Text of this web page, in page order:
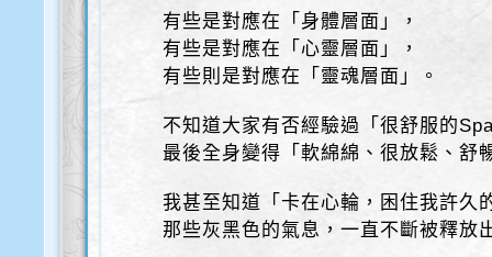
有些是對應在「身體層面」，
有些是對應在「心靈層面」，
有些則是對應在「靈魂層面」。
不知道大家有否經驗過「很舒服的
最後全身變得「軟綿綿、很放鬆、舒
我甚至知道「卡在心輪，困住我許久
那些灰黑色的氣息，一直不斷被釋放